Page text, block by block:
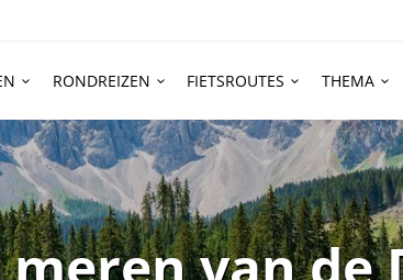
RONDREIZEN FIETSROUTES THEMA